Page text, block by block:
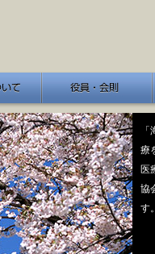
会員・会則
療
医
協
す。